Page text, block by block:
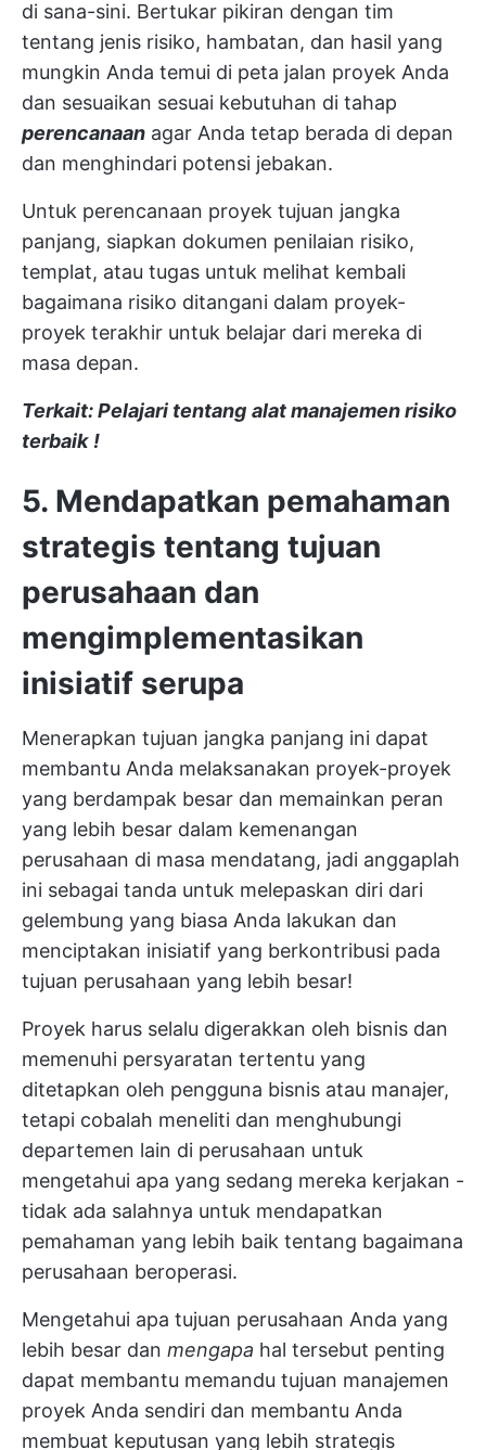
di sana-sini. Bertukar pikiran dengan tim
tentang jenis risiko, hambatan, dan hasil yang
mungkin Anda temui di peta jalan proyek Anda
dan sesuaikan sesuai kebutuhan di tahap
perencanaan agar Anda tetap berada di depan
dan menghindari potensi jebakan.
Untuk perencanaan proyek tujuan jangka
panjang, siapkan dokumen penilaian risiko,
templat, atau tugas untuk melihat kembali
bagaimana risiko ditangani dalam proyek-
proyek terakhir untuk belajar dari mereka di
masa depan.
Terkait: Pelajari tentang alat manajemen risiko
terbaik !
5. Mendapatkan pemahaman
strategis tentang tujuan
perusahaan dan
mengimplementasikan
inisiatif serupa
Menerapkan tujuan jangka panjang ini dapat
membantu Anda melaksanakan proyek-proyek
yang berdampak besar dan memainkan peran
yang lebih besar dalam kemenangan
perusahaan di masa mendatang, jadi anggaplah
ini sebagai tanda untuk melepaskan diri dari
gelembung yang biasa Anda lakukan dan
menciptakan inisiatif yang berkontribusi pada
tujuan perusahaan yang lebih besar!
Proyek harus selalu digerakkan oleh bisnis dan
memenuhi persyaratan tertentu yang
ditetapkan oleh pengguna bisnis atau manajer,
tetapi cobalah meneliti dan menghubungi
departemen lain di perusahaan untuk
mengetahui apa yang sedang mereka kerjakan -
tidak ada salahnya untuk mendapatkan
pemahaman yang lebih baik tentang bagaimana
perusahaan beroperasi.
Mengetahui apa tujuan perusahaan Anda yang
lebih besar dan mengapa hal tersebut penting
dapat membantu memandu tujuan manajemen
proyek Anda sendiri dan membantu Anda
membuat keputusan yang lebih strategis